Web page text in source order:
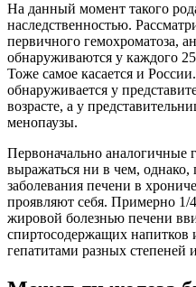
На данный момент такого
наследственностью.
первичного гемохроматоза,
обнаруживаются у каждого
Тоже самое касается и
обнаруживается у
возрасте, а у
менопаузы.
Первоначально аналогичные
выражаться ни в чем,
заболевания печени в
проявляют себя. Примерно 1/
жировой болезнью печени
спиртосодержащих напитков
гепатитами разных степеней